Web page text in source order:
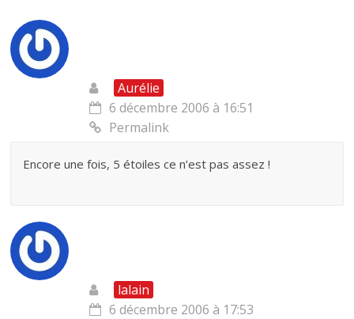
Aurélie
6 décembre 2006 à 16:51
Permalink
Encore une fois, 5 étoiles ce n’est pas assez !
lalain
6 décembre 2006 à 17:53